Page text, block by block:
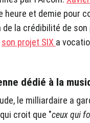
heure et demie pour
la crédibilité de
son projet SIX a
dédié à la
le milliardaire a
croit que "ceux qui